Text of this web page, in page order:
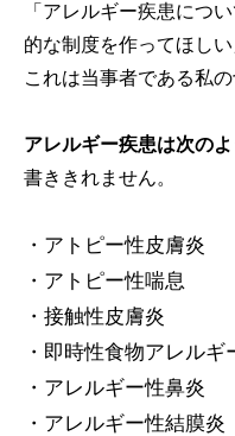
「アレルギー疾患につ
的な制度を作ってほしい
これは当事者である私の
アレルギー疾患は次の
書ききれません。
・アトピー性皮膚炎
・アトピー性喘息
・接触性皮膚炎
・即時性食物アレルギ
・アレルギー性鼻炎
・アレルギー性結膜炎